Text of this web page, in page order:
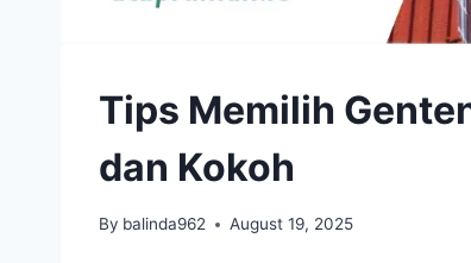
Tips Memilih
dan Kokoh
By balinda962 August 19, 2025